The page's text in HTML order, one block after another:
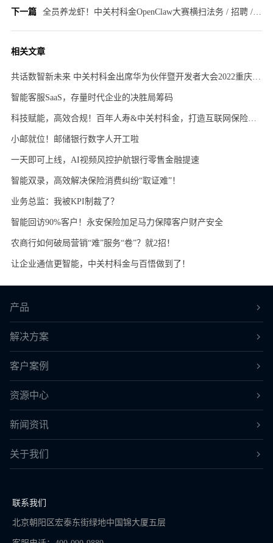
下一篇
全员养龙虾！中关村科金OpenClaw大赛横扫法务 / 招聘 / 运维全场景
相关文章
智能客服SaaS，存量时代企业的决胜局筹码
小邮就位！邮储银行数字人开工啦
一天即可上线，AI视频风控护航银行零售金融提速
智能双录，高效解决保险消费纠纷“取证难”！
业务总监：我被KPI制裁了？
智能回访90%客户！永安保险加足马力保障客户财产安全
农商行如何破局营销“难”服务“卷”？就2招！
让企业通信更智能，中关村科金与百悟做到了！
产品
解决方案
客户案例
资源中心
新闻资讯
关于我们
联系我们
北京朝阳区宏泰东街绿地中国锦大厦五层